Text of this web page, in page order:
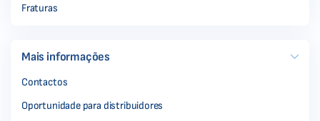
Fraturas
Mais informações
Contactos
Oportunidade para distribuidores